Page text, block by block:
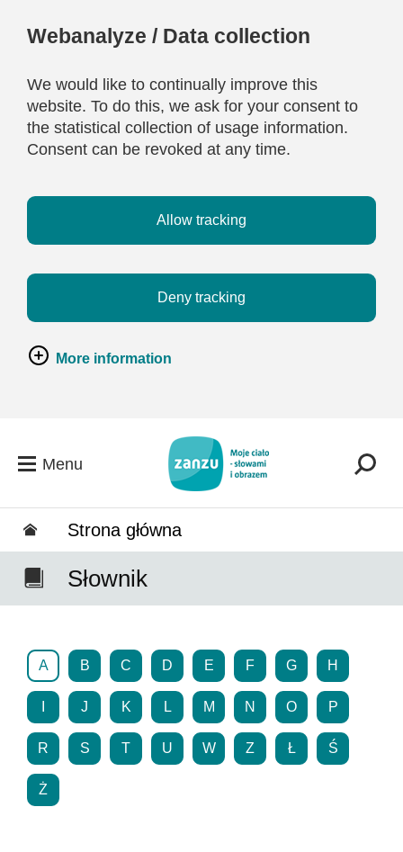
Webanalyze / Data collection
We would like to continually improve this
website. To do this, we ask for your consent to
the statistical collection of usage information.
Consent can be revoked at any time.
Allow tracking
Deny tracking
More information
Menu
Strona główna
Słownik
A B C D E F G H
J K L M N O P
R S T U W Z Ł Ś
Ż